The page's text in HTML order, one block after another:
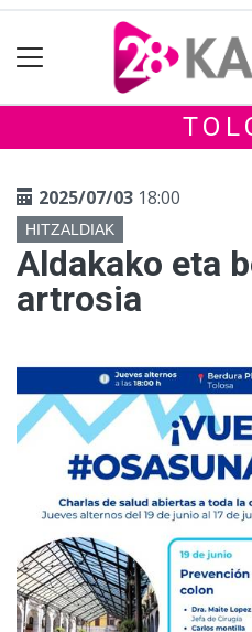
2025/07/03 18:00
HITZALDIAK
Aldakako eta
artrosia